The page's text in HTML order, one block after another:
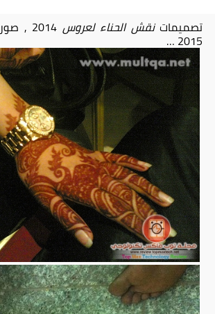
تصميماتنقش الحناء لعروس
2015 …